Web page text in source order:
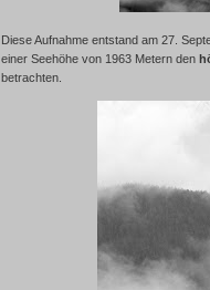
Diese Aufnahme entstand am 27.
einer Seehöhe von 1963 Metern den
betrachten.